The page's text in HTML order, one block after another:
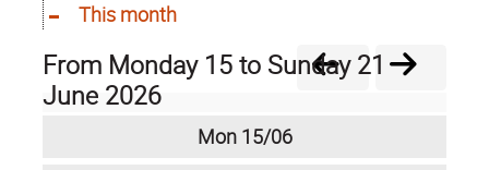
This month
from Monday 15 to Sunday 21
June 2026
Mon15/06